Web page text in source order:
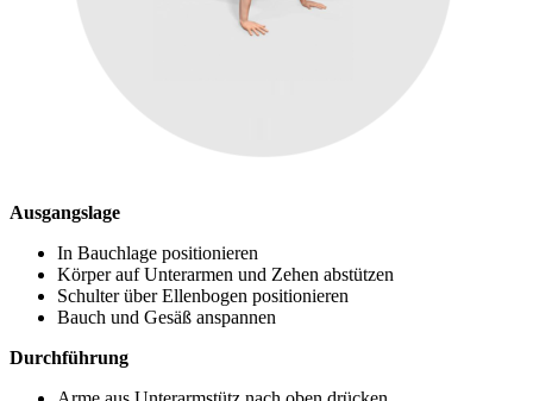
Ausgangslage
In Bauchlage positionieren
Körper auf Unterarmen und Zehen abstützen
Schulter über Ellenbogen positionieren
Bauch und Gesäß anspannen
Durchführung